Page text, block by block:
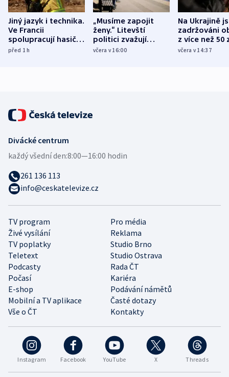
Jiný jazyk i technika.
Ve Francii
spolupracují hasiči z
různých zemí
před 1h
„Musíme zapojit
ženy.“ Litevští
politici zvažují
dohodu o
včera v 16:00
Na Ukrajině
zadržováni
z více než 50
Bojovali na
včera v 14:37
Instagram Facebook YouTube X Threads
TV program
Pro média
Živé vysílání
Reklama
TV poplatky
Studio Brno
Teletext
Studio Ostrava
Podcasty
Rada ČT
Počasí
Kariéra
E-shop
Podávání námětů
Mobilní a TV aplikace
Časté dotazy
Vše o ČT
Kontakty
Divácké centrum
každý všední den:8:00—16:00 hodin
261 136 113
info@ceskatelevize.cz